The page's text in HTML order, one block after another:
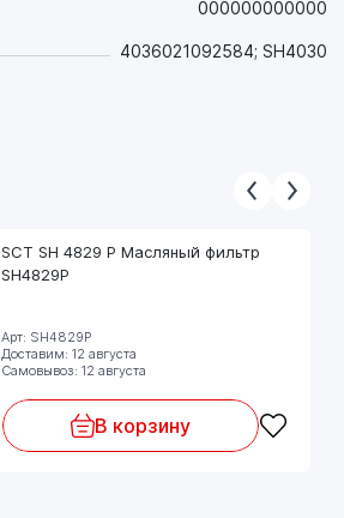
000000000000
4036021092584; SH4030
SCT SH 4829 P Масляный фильтр
SH4829P
Арт: SH4829P
Доставим: 12 августа
Самовывоз: 12 августа
В корзину